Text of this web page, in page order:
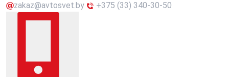
zakaz@avtosvet.by
+375 (33) 340-30-50